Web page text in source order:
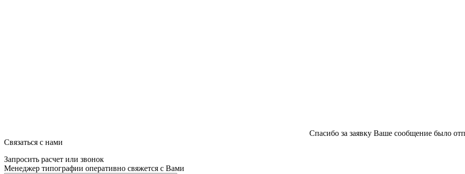
Спасибо за заявку Ваше сообщение было
Связаться с нами
Запросить расчет или звонок
Менеджер типографии оперативно свяжется с Вами